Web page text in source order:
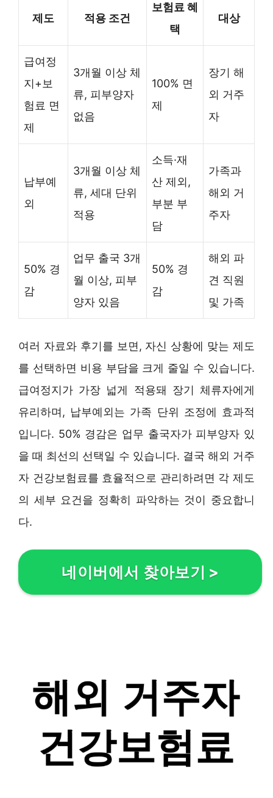
제도 적용 조건
보험료 혜
택
대상
급여정
지+보
험료 면
제
3개월 이상 체
류, 피부양자
없음
100% 면
제
장기 해
외 거주
자
납부예
외
3개월 이상 체
류, 세대 단위
적용
소득·재
산 제외,
부분 부
담
가족과
해외 거
주자
50% 경
감
업무 출국 3개
월 이상, 피부
양자 있음
50% 경
감
해외 파
견 직원
및 가족
여러 자료와 후기를 보면, 자신 상황에 맞는 제도
를 선택하면 비용 부담을 크게 줄일 수 있습니다.
급여정지가 가장 넓게 적용돼 장기 체류자에게
유리하며, 납부예외는 가족 단위 조정에 효과적
입니다. 50% 경감은 업무 출국자가 피부양자 있
을 때 최선의 선택일 수 있습니다. 결국 해외 거주
자 건강보험료를 효율적으로 관리하려면 각 제도
의 세부 요건을 정확히 파악하는 것이 중요합니
다.
네이버에서 찾아보기 >